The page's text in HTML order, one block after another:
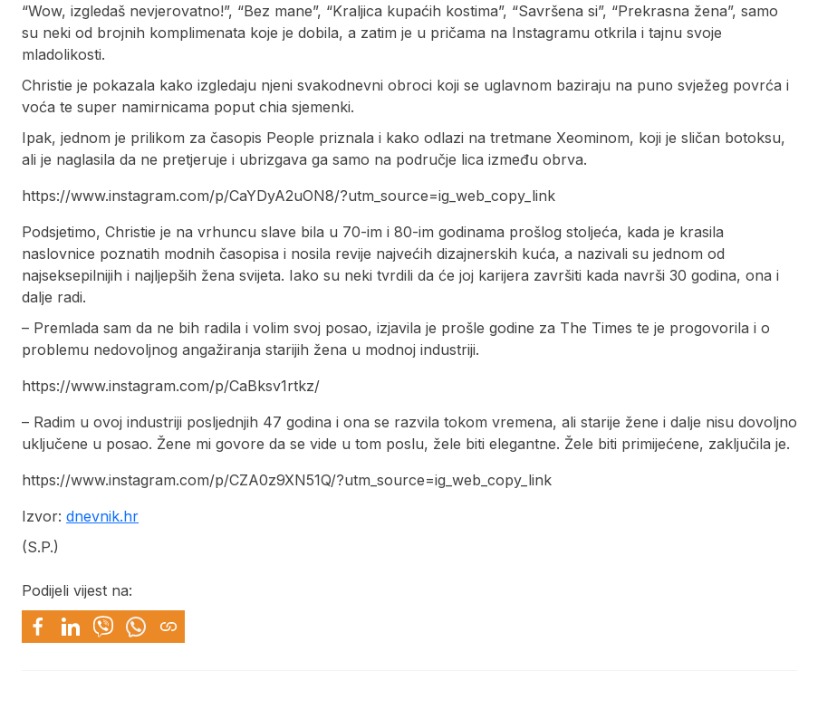
“Wow, izgledaš nevjerovatno!”, “Bez mane”, “Kraljica kupaćih kostima”, “Savršena si”, “Prekrasna žena”, samo
su neki od brojnih komplimenata koje je dobila, a zatim je u pričama na Instagramu otkrila i tajnu svoje
mladolikosti.
Christie je pokazala kako izgledaju njeni svakodnevni obroci koji se uglavnom baziraju na puno svježeg povrća i
voća te super namirnicama poput chia sjemenki.
Ipak, jednom je prilikom za časopis People priznala i kako odlazi na tretmane Xeominom, koji je sličan botoksu,
ali je naglasila da ne pretjeruje i ubrizgava ga samo na područje lica između obrva.
https://www.instagram.com/p/CaYDyA2uON8/?utm_source=ig_web_copy_link
Podsjetimo, Christie je na vrhuncu slave bila u 70-im i 80-im godinama prošlog stoljeća, kada je krasila
naslovnice poznatih modnih časopisa i nosila revije najvećih dizajnerskih kuća, a nazivali su jednom od
najseksepilnijih i najljepših žena svijeta. Iako su neki tvrdili da će joj karijera završiti kada navrši 30 godina, ona i
dalje radi.
– Premlada sam da ne bih radila i volim svoj posao, izjavila je prošle godine za The Times te je progovorila i o
problemu nedovoljnog angažiranja starijih žena u modnoj industriji.
https://www.instagram.com/p/CaBksv1rtkz/
– Radim u ovoj industriji posljednjih 47 godina i ona se razvila tokom vremena, ali starije žene i dalje nisu dovoljno
uključene u posao. Žene mi govore da se vide u tom poslu, žele biti elegantne. Žele biti primijećene, zaključila je.
https://www.instagram.com/p/CZA0z9XN51Q/?utm_source=ig_web_copy_link
Izvor: dnevnik.hr
(S.P.)
Podijeli vijest na: